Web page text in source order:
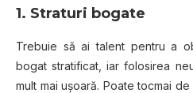
1. Straturi bogate
Trebuie să ai talent pentru a
bogat stratificat, iar folosirea
mult mai ușoară. Poate tocmai